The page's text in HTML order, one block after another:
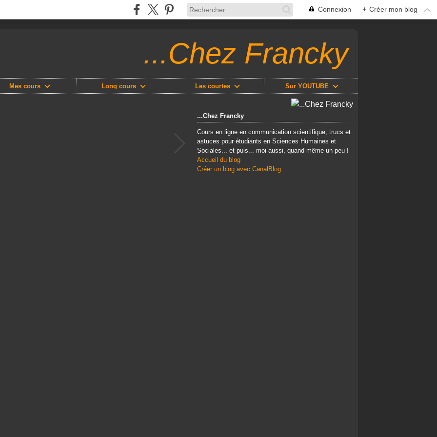
Connexion + Créer mon blog
...Chez Francky
Mes cours Long cours Les courtes Sur YOUTUBE
...Chez Francky
Cours en ligne en communication scientifique, trucs et
astuces pour étudiants en Sciences Humaines et
Sociales... et puis... moi aussi, quand même un peu !
Accueil du blog
Créer un blog avec CanalBlog